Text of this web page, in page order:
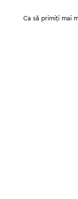
Ca să primiți mai